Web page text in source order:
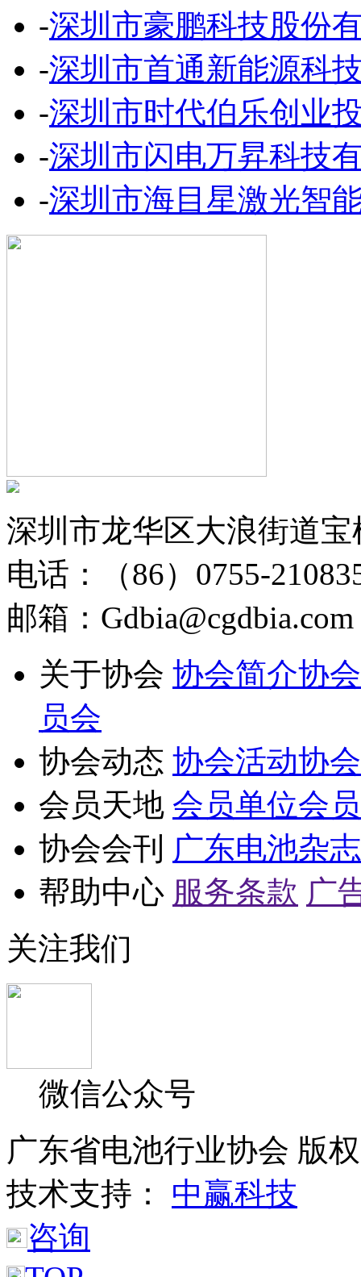
-深圳市豪鹏科技股份
-深圳市首通新能源科
-深圳市时代伯乐创业
-深圳市闪电万昇科技
-深圳市海目星激光智
深圳市龙华区大浪街道
电话：（86）0755-
邮箱：Gdbia@cgdbia.com
关于协会 协会简介协
员会
协会动态 协会活动协
会员天地 会员单位会
协会会刊 广东电池杂志
帮助中心 服务条款 广
关注我们
微信公众号
广东省电池行业协会 版
技术支持： 中赢科技
咨询